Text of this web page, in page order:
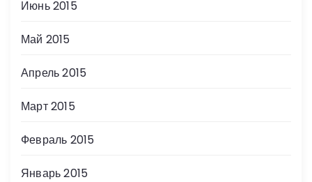
Июнь 2015
Май 2015
Апрель 2015
Март 2015
Февраль 2015
Январь 2015